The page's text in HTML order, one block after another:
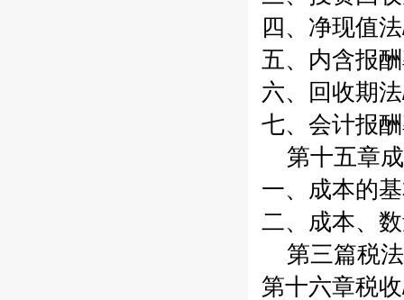
四、净现值
五、内含报
六、回收期
七、会计报
第十五章
一、成本的
二、成本、
第三篇税法
第十六章税